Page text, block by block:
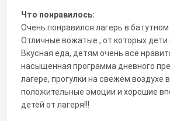
Что понравилось:
Очень понравился лагерь в
Отличные вожатые , от которых дети
Вкусная еда, детям очень всё
насыщенная программа дневного
лагере, прогулки на свежем воздухе
положительные эмоции и хорошие
детей от лагеря!!!